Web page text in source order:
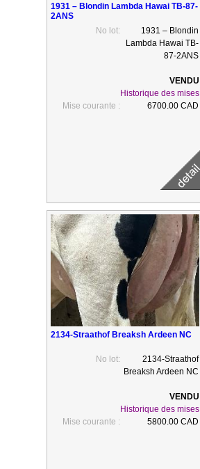
1931 – Blondin Lambda Hawai TB-87-
2ANS
No lot:
1931 – Blondin
Lambda Hawai TB-
87-2ANS
Historique des mises
Mise courante :
6700.00 CAD
2134-Straathof Breaksh Ardeen NC
No lot:
2134-Straathof
Breaksh Ardeen NC
Historique des mises
Mise courante :
5800.00 CAD